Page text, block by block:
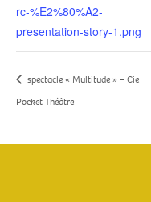
rc-%E2%80%A2-
presentation-story-1.png
spectacle « Multitude » – Cie
Pocket Théâtre